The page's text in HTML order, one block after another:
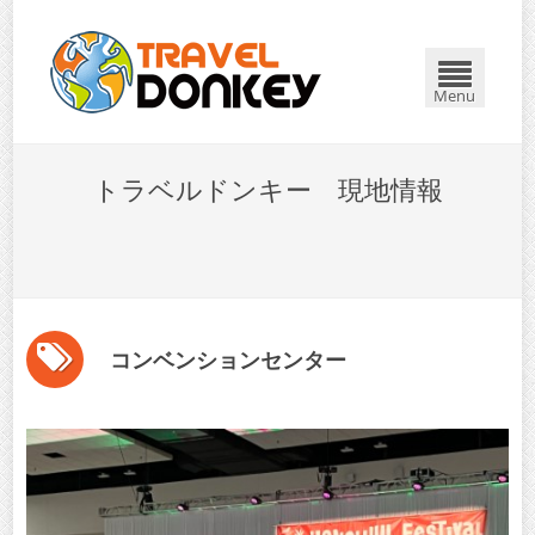
Menu
トラベルドンキー 現地情報
コンベンションセンター